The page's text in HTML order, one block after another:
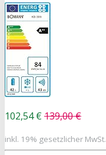
102,54 € 139,00 €
inkl. 19% gesetzlicher MwSt.